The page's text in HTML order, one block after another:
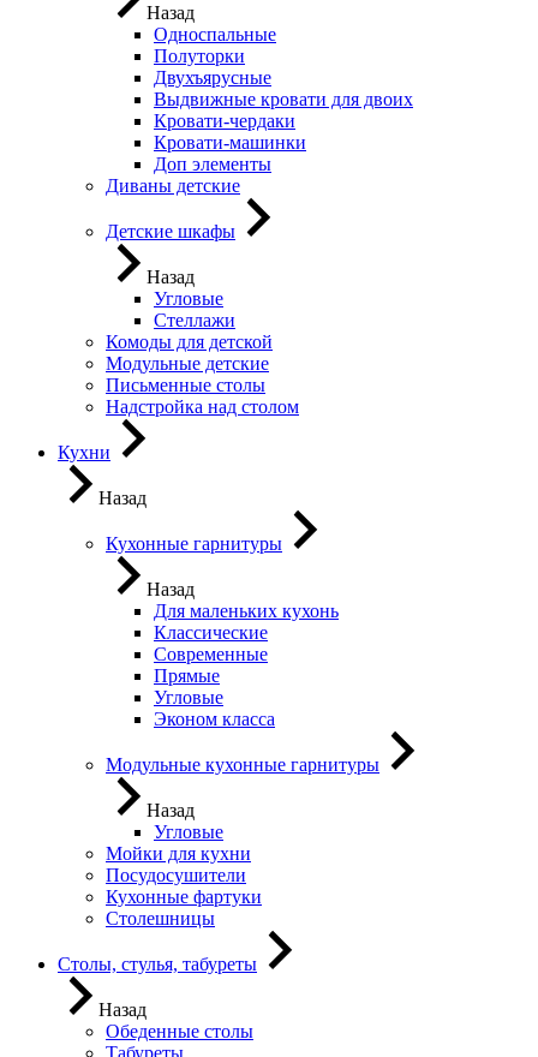
Назад
Односпальные
Полуторки
Двухъярусные
Выдвижные кровати для двоих
Кровати-чердаки
Кровати-машинки
Доп элементы
Диваны детские
Детские шкафы
Назад
Угловые
Стеллажи
Комоды для детской
Модульные детские
Письменные столы
Надстройка над столом
Кухни
Назад
Кухонные гарнитуры
Назад
Для маленьких кухонь
Классические
Современные
Прямые
Угловые
Эконом класса
Модульные кухонные гарнитуры
Назад
Угловые
Мойки для кухни
Посудосушители
Кухонные фартуки
Столешницы
Столы, стулья, табуреты
Назад
Обеденные столы
Табуреты